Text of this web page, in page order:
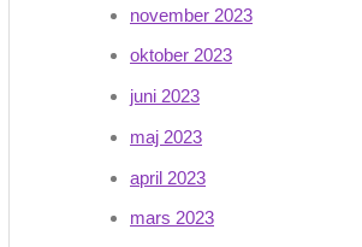
november 2023
oktober 2023
juni 2023
maj 2023
april 2023
mars 2023